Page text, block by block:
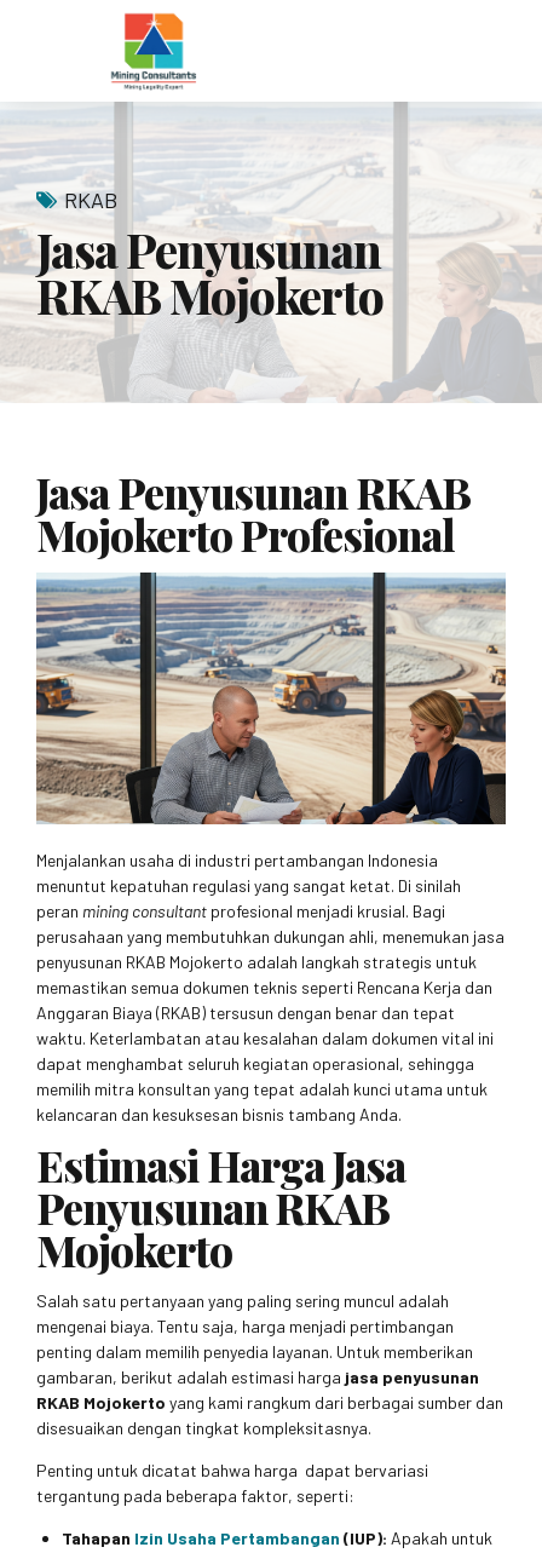
RKAB
Jasa Penyusunan
RKAB Mojokerto
Jasa Penyusunan RKAB
Mojokerto Profesional
Menjalankan usaha di industri pertambangan Indonesia
menuntut kepatuhan regulasi yang sangat ketat. Di sinilah
peran mining consultant profesional menjadi krusial. Bagi
perusahaan yang membutuhkan dukungan ahli, menemukan jasa
penyusunan RKAB Mojokerto adalah langkah strategis untuk
memastikan semua dokumen teknis seperti Rencana Kerja dan
Anggaran Biaya (RKAB) tersusun dengan benar dan tepat
waktu. Keterlambatan atau kesalahan dalam dokumen vital ini
dapat menghambat seluruh kegiatan operasional, sehingga
memilih mitra konsultan yang tepat adalah kunci utama untuk
kelancaran dan kesuksesan bisnis tambang Anda.
Estimasi Harga Jasa
Penyusunan RKAB
Mojokerto
Salah satu pertanyaan yang paling sering muncul adalah
mengenai biaya. Tentu saja, harga menjadi pertimbangan
penting dalam memilih penyedia layanan. Untuk memberikan
gambaran, berikut adalah estimasi harga jasa penyusunan
RKAB Mojokerto yang kami rangkum dari berbagai sumber dan
disesuaikan dengan tingkat kompleksitasnya.
Penting untuk dicatat bahwa harga dapat bervariasi
tergantung pada beberapa faktor, seperti:
Tahapan Izin Usaha Pertambangan (IUP): Apakah untuk